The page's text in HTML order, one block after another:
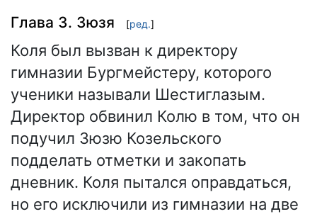
Глава 3. Зюзя [ред.]
Коля был вызван к директору
гимназии Бургмейстеру, которого
ученики называли Шестиглазым.
Директор обвинил Колю в том, что он
подучил Зюзю Козельского
подделать отметки и закопать
дневник. Коля пытался оправдаться,
но его исключили из гимназии на две